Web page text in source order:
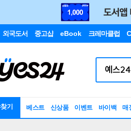
외국도서 중고샵 eBook 크레마클럽
기 베스트 신상품 이벤트 바이백 매